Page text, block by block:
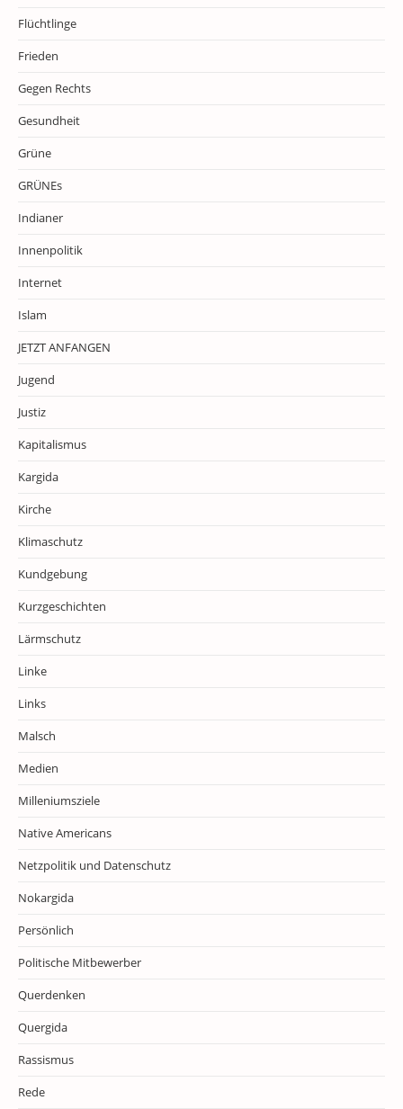
Flüchtlinge
Frieden
Gegen Rechts
Gesundheit
Grüne
GRÜNEs
Indianer
Innenpolitik
Internet
Islam
JETZT ANFANGEN
Jugend
Justiz
Kapitalismus
Kargida
Kirche
Klimaschutz
Kundgebung
Kurzgeschichten
Lärmschutz
Linke
Links
Malsch
Medien
Milleniumsziele
Native Americans
Netzpolitik und Datenschutz
Nokargida
Persönlich
Politische Mitbewerber
Querdenken
Quergida
Rassismus
Rede